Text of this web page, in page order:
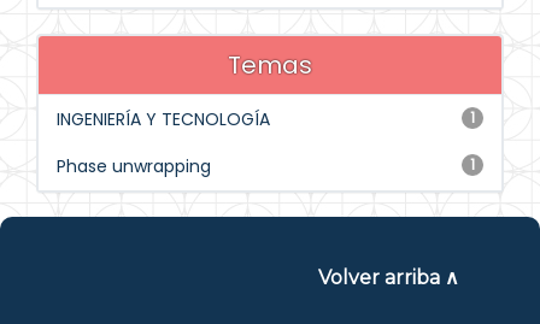
Temas
1
INGENIERÍA Y TECNOLOGÍA
1
Phase unwrapping
Volver arriba ∧